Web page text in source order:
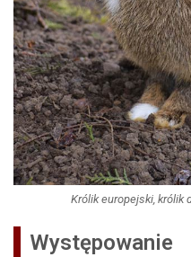
Królik europejski, królik
Występowanie